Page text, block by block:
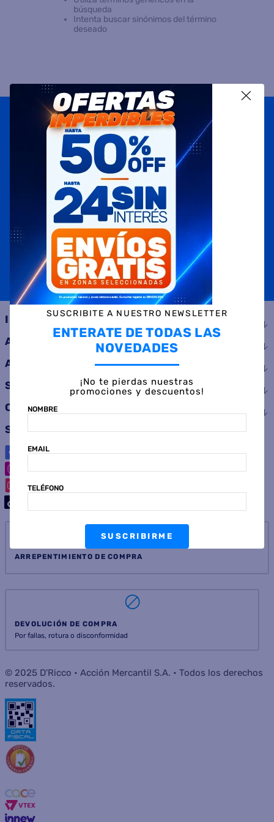
búsqueda
Intenta buscar sinónimos del término
deseado
Suscribite anuestras novedades
OBTENÉ 5% DE DESCUENTO EN TU PRIMERA COMPRA
¡Con tu suscripción enterate de todas las mejores
promociones y ofertas en D'RICCO.COM!
SUSCRIBIRME
INSTITUCIONAL
AYUDA
ATENCIÓN AL CLIENTE
SERVICIOS
CONSUMIDOR
SEGUINOS
ARREPENTIMIENTO DE COMPRA
DEVOLUCIÓN DE COMPRA
Por fallas, rotura o disconformidad
© 2025 D'Ricco • Acción Mercantil S.A. • Todos los derechos
reservados.
X
SUSCRIBITE A NUESTRO NEWSLETTER
ENTERATE DE TODAS LAS
NOVEDADES
¡No te pierdas nuestras
promociones y descuentos!
NOMBRE
EMAIL
TELÉFONO
SUSCRIBIRME
8. termotanque